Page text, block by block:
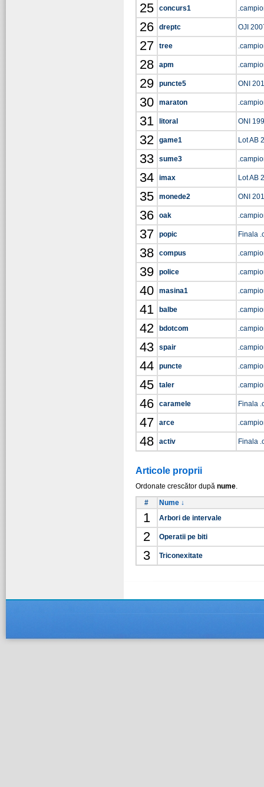
25 concurs1
26 dreptc OJI
27 tree
28 apm
29 puncte5 ONI
30 maraton
31 litoral ONI
32 game1 Lot AB
33 sume3
34 imax Lot AB
35 monede2 ONI
36 oak
37 popic Finala
38 compus
39 police
40 masina1
41 balbe
42 bdotcom
43 spair
44 puncte
45 taler
46 caramele Finala
47 arce
48 activ Finala
Articole proprii
Ordonate crescător după nume.
#
Nume ↓
1 Arbori de intervale
2 Operatii pe biti
3 Triconexitate